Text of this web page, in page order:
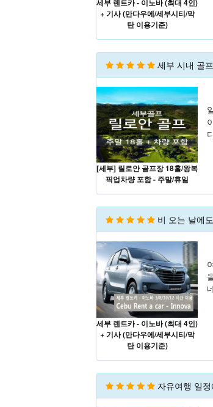
세부 렌트카 - 이노바 (최대 4인)
+ 기사 (만다우에/세부시티/막
탄 이용기준)
세부 시내 골
[세부] 릴로안 골프장 18홀/왕복
픽업차량 포함 - 주말/휴일
비 오는 날에
세부 렌트카 - 이노바 (최대 4인)
+ 기사 (만다우에/세부시티/막
탄 이용기준)
자유여행 일